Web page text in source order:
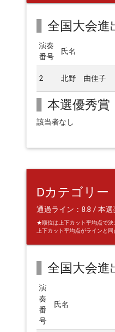
全国大会進
演奏
番号
氏名
2 北野 由佳子
本選優秀賞
該当者なし
Dカテゴリー
通過ライン：8.8 / 本
★順位は上下カット平均点で決
上下カット平均点がラインと同
全国大会進
演
奏
番
号
氏名